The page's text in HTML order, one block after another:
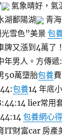
氣象晴好，氣
湖鄱陽湖
青
光雪色”美景包
牌又漲到4萬
年男人。方傳
50萬墮胎包養
包養14 年底
lier常用
包養網心
IT財富car 房產